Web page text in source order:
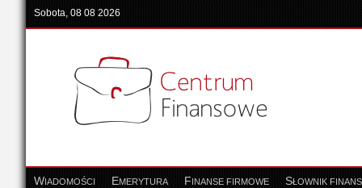
Sobota, 08 08 2026
WIADOMOŚCI EMERYTURA FINANSE FIRMOWE SŁOWNIK